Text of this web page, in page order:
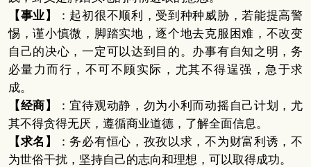
【事业】
：起初很不顺利，受到种种威胁，若能提高警
惕，谨小慎微，脚踏实地，逐个地去克服困难，不改变
自己的决心，一定可以达到目的。办事有自知之明，务
必量力而行，不可不顾实际，尤其不得逞强，急于求
成。
【经商】
：宜待观动静，勿为小利而动摇自己计划，尤
其不得贪得无厌，遵循商业道德，了解全面信息。
【求名】
：务必有恒心，孜孜以求，不为财富利诱，不
为世俗干扰，坚持自己的志向和理想，可以取得成功。